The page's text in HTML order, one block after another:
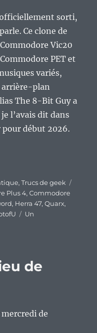
officiellement sorti,
Ce clone de
Vic20
PET et
variés,
arrière-plan
The 8-Bit Guy a
l’avais dit dans
pour début 2026.
,Trucs de geek
Plus 4,Commodore
, Herra 47,Quarx,
Un
de
de